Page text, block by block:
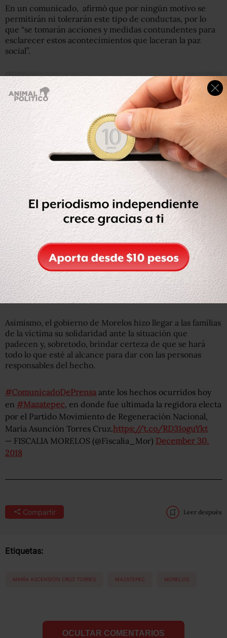
En un comunicado, afirmó que por ningún motivo se
permitirán ni tolerarán este tipo de conductas, por lo
que “se tomarán acciones y medidas contundentes para
esclarecer estos acontecimientos que laceran la paz
social”.
Lee:Matan a jefe de la policía y a comandante de Zitlala,
Guerrero
Detalló que se mantendrá el trabajo coordinado
permanente con la Fiscalía General del estado de
Morelos en los trabajos de investigación sobre este
acontecimiento al sur-poniente del estado.
Asimismo, el gobierno de Morelos hizo llegar a las familias
de la víctima su solidaridad ante la situación que
padecen y, sobretodo, brindar certeza de que se hará
todo lo que esté al alcance para dar con las personas
responsables del hecho.
#ComunicadoDePrensa ante los hechos ocurridos hoy
en #Mazatepec , en donde fue ultimada la regidora electa
por el Partido Movimiento de Regeneración Nacional,
María Asunción Torres Cruz.https://t.co/RD31oguYkt
— FISCALIA MORELOS (@Fiscalia_Mor) December 30,
2018
Compartir Leer después
Etiquetas:
MARÍA ASCENSIÓN CRUZ TORRES MAZATEPEC MORELOS
OCULTAR COMENTARIOS